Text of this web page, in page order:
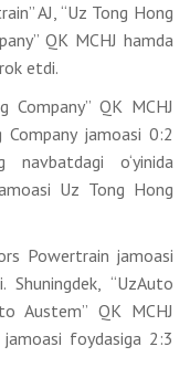
AJ, “Uz Tong Hong
QK MCHJ hamda
etdi.
Company” QK MCHJ
Company jamoasi 0:2
navbatdagi o‘yinida
Uz Tong Hong
Powertrain jamoasi
“UzAuto
Austem” QK MCHJ
jamoasi foydasiga 2:3